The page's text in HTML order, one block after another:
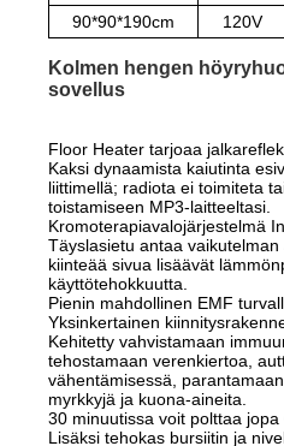
90*90*190cm
120V
Kolmen hengen
sovellus
Floor Heater tarjoaa
Kaksi dynaamista kaiutinta
liittimellä; radiota ei toimiteta
toistamiseen MP3-laitteeltasi.
Kromoterapiavalojärjestelmä
Täyslasietu antaa
kiinteää sivua lisäävät
käyttötehokkuutta.
Pienin mahdollinen EMF
Yksinkertainen
Kehitetty vahvistamaan
tehostamaan verenkiertoa,
vähentämisessä,
myrkkyjä ja kuona-aineita.
30 minuutissa voit polttaa jopa
Lisäksi tehokas bursiitin ja